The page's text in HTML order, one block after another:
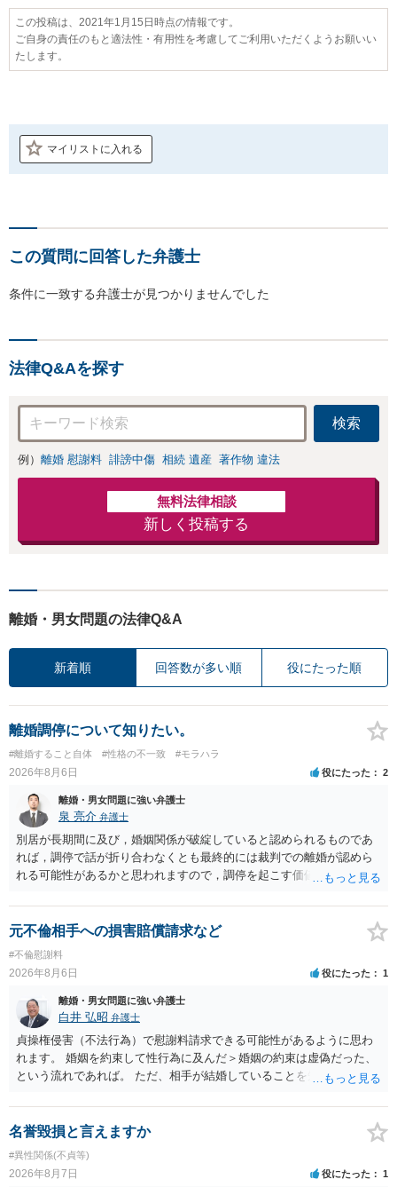
この投稿は、2021年1月15日時点の情報です。
ご自身の責任のもと適法性・有用性を考慮してご利用いただくようお願いい
たします。
マイリストに入れる
この質問に回答した弁護士
条件に一致する弁護士が見つかりませんでした
法律Q&Aを探す
検索
例） 離婚 慰謝料 誹謗中傷 相続 遺産 著作物 違法
無料法律相談
新しく投稿する
離婚・男女問題の法律Q&A
新着順 回答数が多い順 役にたった順
離婚調停について知りたい。
#離婚すること自体 #性格の不一致 #モラハラ
2026年8月6日 役にたった 2
離婚・男女問題に強い弁護士
泉 亮介 弁護士
別居が長期間に及び，婚姻関係が破綻していると認められるものであ
れば，調停で話が折り合わなくとも最終的には裁判での離婚が認めら
れる可能性があるかと思われますので，調停を起こす価値はあるよう
は調停が成立するということはないため，相手が合意するメリットを
だしてでも調停で終わらせるよう努めるのか，裁判離婚を見据えて調
停での離婚に固執しないかいずれかの対応は必要となるかと思われま
す。 お一人で対応するのは難しい側面もありますので弁護士を立てる
ことを検討されると良いかと思われます。
元不倫相手への損害賠償請求など
#不倫慰謝料
2026年8月6日 役にたった 1
離婚・男女問題に強い弁護士
白井 弘昭 弁護士
貞操権侵害（不法行為）で慰謝料請求できる可能性があるように思わ
れます。 婚姻を約束して性行為に及んだ＞婚姻の約束は虚偽だった、
という流れであれば。 ただ、相手が結婚していることを知って行為に
性も認められそうですので、あまり慰謝料は高額にならないように思
われます。 一度、最寄りの弁護士に相談してみてください。
名誉毀損と言えますか
#異性関係(不貞等)
2026年8月7日 役にたった 1